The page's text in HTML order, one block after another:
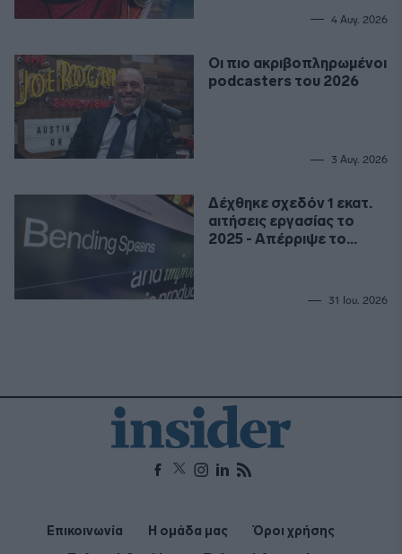
4 Αυγ. 2026
Οι πιο ακριβοπληρωμένοι
podcasters του 2026
3 Αυγ. 2026
Δέχθηκε σχεδόν 1 εκατ.
αιτήσεις εργασίας το
2025 - Απέρριψε το
31 Ιου. 2026
Επικοινωνία Η ομάδα μας
Όροι χρήσης